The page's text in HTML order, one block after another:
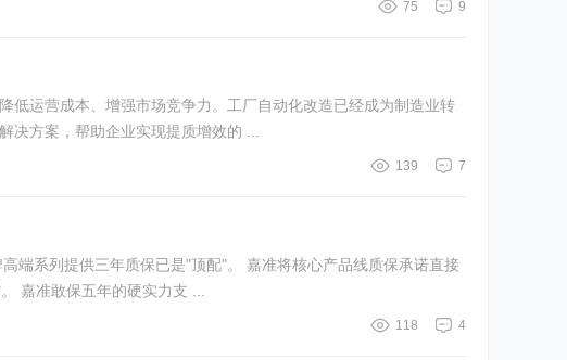
9
75
低运营成本、增强市场竞争力。工厂自动化改造已经成为制造业转
方案，帮助企业实现提质增效的 ...
7
139
嘉准敢保五年的硬实力支 ...
4
118